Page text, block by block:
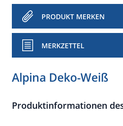
PRODUKT MERKEN
MERKZETTEL
Alpina Deko-Weiß
Produktinformationen